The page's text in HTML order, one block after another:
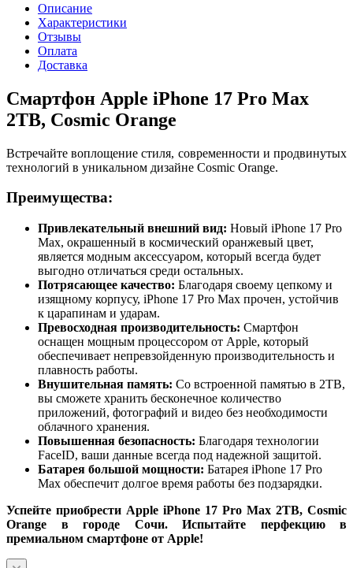
Описание
Характеристики
Отзывы
Оплата
Доставка
Смартфон Apple iPhone 17 Pro Max
2TB, Cosmic Orange
Встречайте воплощение стиля, современности и продвинутых
технологий в уникальном дизайне Cosmic Orange.
Преимущества:
Привлекательный внешний вид: Новый iPhone 17 Pro
Max, окрашенный в космический оранжевый цвет,
является модным аксессуаром, который всегда будет
выгодно отличаться среди остальных.
Потрясающее качество: Благодаря своему цепкому и
изящному корпусу, iPhone 17 Pro Max прочен, устойчив
к царапинам и ударам.
Превосходная производительность: Смартфон
оснащен мощным процессором от Apple, который
обеспечивает непревзойденную производительность и
плавность работы.
Внушительная память: Со встроенной памятью в 2TB,
вы сможете хранить бесконечное количество
приложений, фотографий и видео без необходимости
облачного хранения.
Повышенная безопасность: Благодаря технологии
FaceID, ваши данные всегда под надежной защитой.
Батарея большой мощности: Батарея iPhone 17 Pro
Max обеспечит долгое время работы без подзарядки.
Успейте приобрести Apple iPhone 17 Pro Max 2TB, Cosmic
Orange в городе Сочи. Испытайте перфекцию в
премиальном смартфоне от Apple!